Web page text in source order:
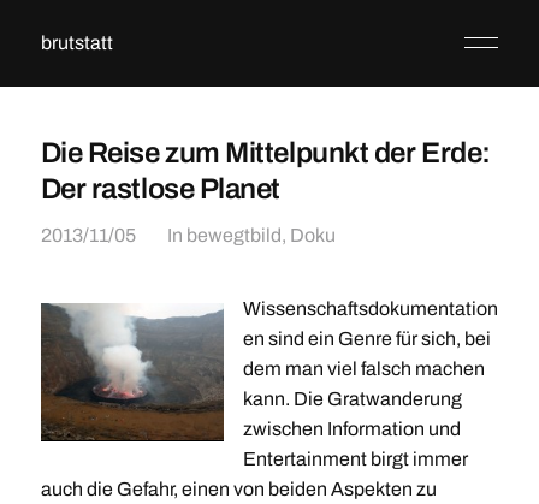
brutstatt
Die Reise zum Mittelpunkt der Erde:
Der rastlose Planet
2013/11/05 In bewegtbild, Doku
Wissenschaftsdokumentation
en sind ein Genre für sich, bei
dem man viel falsch machen
kann. Die Gratwanderung
zwischen Information und
Entertainment birgt immer
auch die Gefahr, einen von beiden Aspekten zu